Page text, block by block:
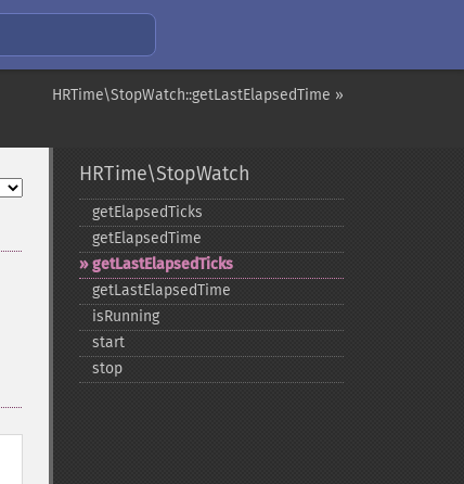
HRTime\StopWatch::getLastElapsedTime »
HRTime\StopWatch
getElapsedTicks
getElapsedTime
getLastElapsedTicks
getLastElapsedTime
isRunning
start
stop